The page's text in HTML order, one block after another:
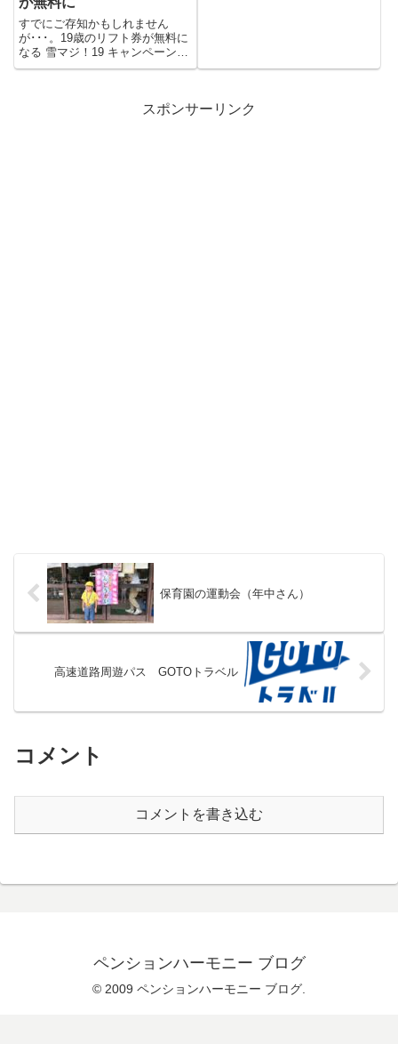
すでにご存知かもしれません
が･･･。19歳のリフト券が無料に
なる 雪マジ！19 キャンペーン。
白樺湖エリアでは、エコーバ...
スポンサーリンク
保育園の運動会（年中さん）
高速道路周遊パス GOTOトラベル
コメント
コメントを書き込む
ペンションハーモニー ブログ
© 2009 ペンションハーモニー ブログ.